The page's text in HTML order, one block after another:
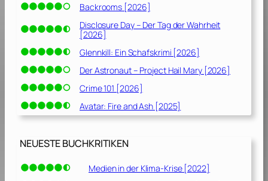
Backrooms [2026]
Disclosure Day – Der Tag der Wahrheit
[2026]
Glennkill: Ein Schafskrimi [2026]
Der Astronaut – Project Hail Mary [2026]
Crime 101 [2026]
Avatar: Fire and Ash [2025]
NEUESTE BUCHKRITIKEN
Medien in der Klima-Krise [2022]